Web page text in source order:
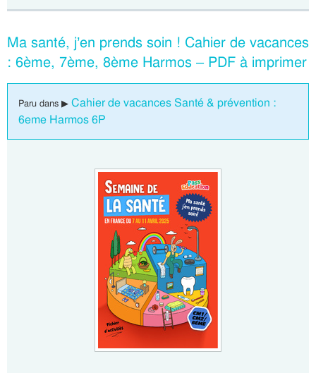
Ma santé, j’en prends soin ! Cahier de vacances
: 6ème, 7ème, 8ème Harmos – PDF à imprimer
Paru dans ▶ Cahier de vacances Santé & prévention :
6eme Harmos 6P